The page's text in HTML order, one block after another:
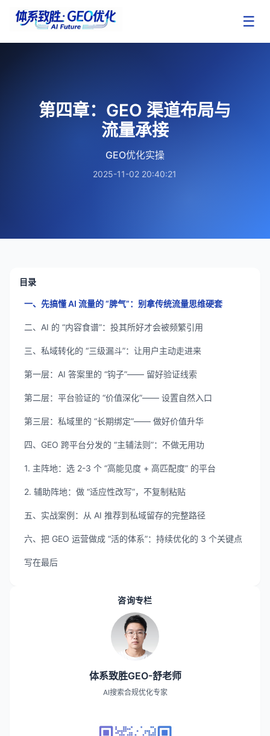
☰
第四章：GEO 渠道布局与
流量承接
GEO优化实操
2025-11-02 20:40:21
目录
一、先搞懂 AI 流量的 “脾气”：别拿传统流量思维硬套
二、AI 的 “内容食谱”：投其所好才会被频繁引用
三、私域转化的 “三级漏斗”：让用户主动走进来
第一层：AI 答案里的 “钩子”—— 留好验证线索
第二层：平台验证的 “价值深化”—— 设置自然入口
第三层：私域里的 “长期绑定”—— 做好价值升华
四、GEO 跨平台分发的 “主辅法则”：不做无用功
1. 主阵地：选 2-3 个 “高能见度 + 高匹配度” 的平台
2. 辅助阵地：做 “适应性改写”，不复制粘贴
五、实战案例：从 AI 推荐到私域留存的完整路径
六、把 GEO 运营做成 “活的体系”：持续优化的 3 个关键点
写在最后
咨询专栏
体系致胜GEO-舒老师
AI搜索合规优化专家